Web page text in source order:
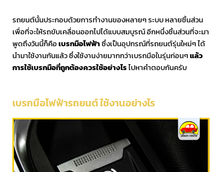
รถยนต์นั้นประกอบด้วยการทำงานของหลายๆ ระบบ หลายชิ้นส่วน
เพื่อที่จะให้รถขับเคลื่อนออกไปได้แบบสมบูรณ์ อีกหนึ่งชิ้นส่วนที่จะมา
พูดถึงวันนี้ก็คือเบรกมือไฟฟ้าซึ่งเป็นอุปกรณ์ที่รถยนต์รุ่นใหม่ๆ ได้
นำมาใช้งานกันแล้ว ซึ่งใช้งานง่ายมากกว่าเบรกมือในรุ่นก่อนๆแล้ว
การใช้เบรกมือที่ถูกต้องควรใช้อย่างไรไปหาคำตอบกันครับ
เบรกมือไฟฟ้ารถยนต์ ใช้งานอย่างไร